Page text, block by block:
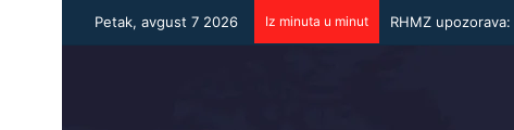
Petak, avgust 7 2026 Iz minuta u minut